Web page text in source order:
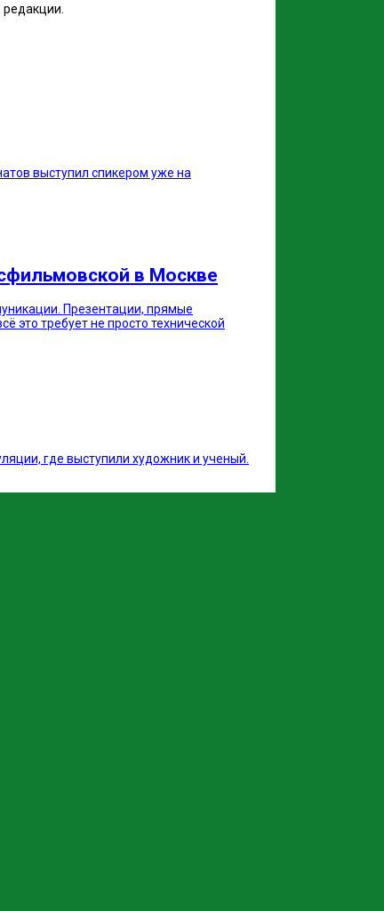
выступил спикером уже на
в Москве
Презентации, прямые
это требует не просто технической
где выступили художник и ученый.